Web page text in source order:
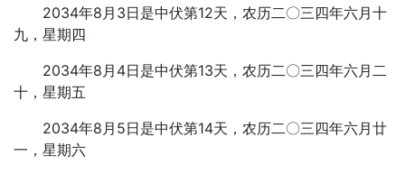
2034年8月3日是中伏第12天，农历二〇三四年六月十
九，星期四
2034年8月4日是中伏第13天，农历二〇三四年六月二
十，星期五
2034年8月5日是中伏第14天，农历二〇三四年六月廿
一，星期六